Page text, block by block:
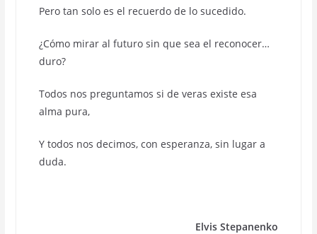
Pero tan solo es el recuerdo de lo sucedido.
¿Cómo mirar al futuro sin que sea el reconocer…
duro?
Todos nos preguntamos si de veras existe esa
alma pura,
Y todos nos decimos, con esperanza, sin lugar a
duda.
Elvis Stepanenko